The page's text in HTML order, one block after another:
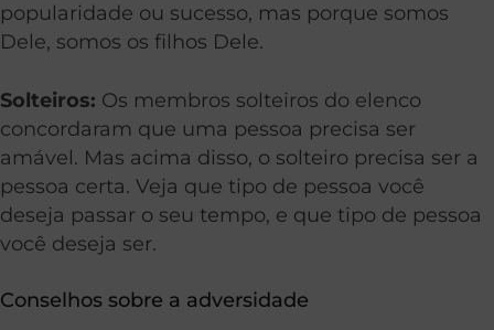
popularidade ou sucesso, mas porque somos
Dele, somos os filhos Dele.
Solteiros: Os membros solteiros do elenco
concordaram que uma pessoa precisa ser
amável. Mas acima disso, o solteiro precisa ser a
pessoa certa. Veja que tipo de pessoa você
deseja passar o seu tempo, e que tipo de pessoa
você deseja ser.
Conselhos sobre a adversidade